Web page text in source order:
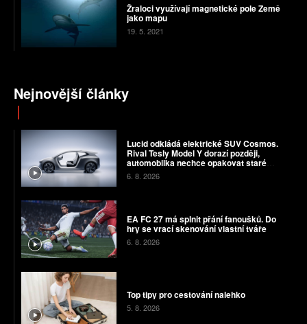
Žraloci využívají magnetické pole Země
jako mapu
19. 5. 2021
Nejnovější články
Lucid odkládá elektrické SUV Cosmos.
Rival Tesly Model Y dorazí později,
automobilka nechce opakovat staré
chyby
6. 8. 2026
EA FC 27 má splnit přání fanoušků. Do
hry se vrací skenování vlastní tváře
6. 8. 2026
Top tipy pro cestování nalehko
5. 8. 2026